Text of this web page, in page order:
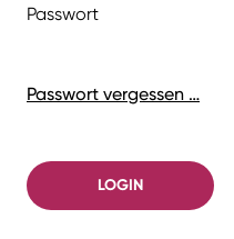
Passwort
Passwort vergessen …
LOGIN